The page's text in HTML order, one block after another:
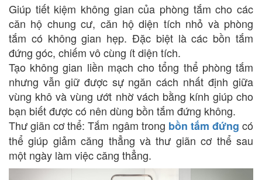
Giúp tiết kiệm không gian của phòng tắm cho các
căn hộ chung cư, căn hộ diện tích nhỏ và phòng
tắm có không gian hẹp. Đặc biệt là các bồn tắm
đứng góc, chiếm vô cùng ít diện tích.
Tạo không gian liền mạch cho tổng thể phòng tắm
nhưng vẫn giữ được sự ngăn cách nhất định giữa
vùng khô và vùng ướt nhờ vách bằng kính giúp cho
bạn biết được có nên dùng bồn tắm đứng không.
Thư giãn cơ thể: Tắm ngâm trong bồn tắm đứng có
thể giúp giảm căng thẳng và thư giãn cơ thể sau
một ngày làm việc căng thẳng.